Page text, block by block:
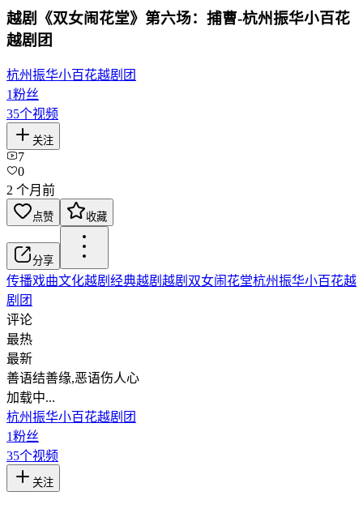
越剧《双女闹花堂》第六场：捕曹-杭州振华小百花
越剧团
杭州振华小百花越剧团
1粉丝
35个视频
关注
7
0
2 个月前
点赞 收藏
分享
传播戏曲文化越剧 经典越剧 越剧双女闹花堂杭州振华小百花越
剧团
评论
最热
最新
善语结善缘,恶语伤人心
加载中...
杭州振华小百花越剧团
1粉丝
35个视频
关注